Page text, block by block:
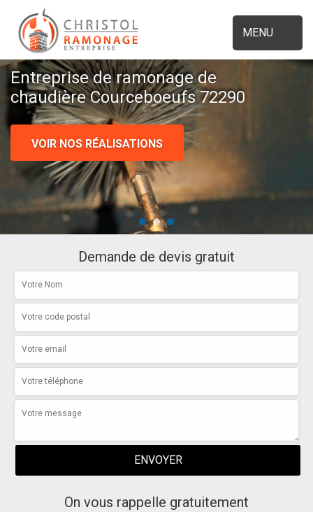
MENU
Entreprise de ramonage de
chaudière Courceboeufs 72290
VOIR NOS RÉALISATIONS
Demande de devis gratuit
On vous rappelle gratuitement